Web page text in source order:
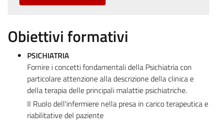
Obiettivi formativi
PSICHIATRIA
Fornire i concetti fondamentali della Psichiatria con
particolare attenzione alla descrizione della clinica e
della terapia delle principali malattie psichiatriche.
Il Ruolo dell'infermiere nella presa in carico terapeutica e
riabilitative del paziente